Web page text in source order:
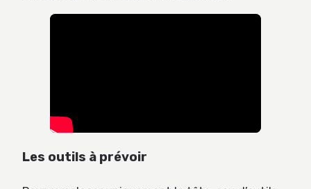
Les outils à prévoir